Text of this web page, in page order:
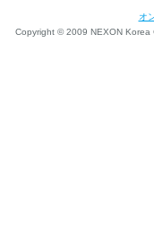
オ
Copyright © 2009 NEXON Korea